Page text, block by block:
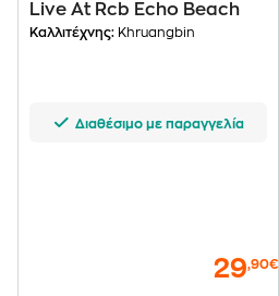
Live At Rcb Echo Beach
Καλλιτέχνης: Khruangbin
Διαθέσιμο με παραγγελία
29,90€